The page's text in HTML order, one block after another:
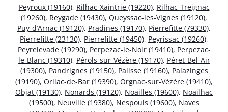
Peyroux (19160), Rilhac-Xaintrie (19220), Rilhac-Treignac
(19260), Reygade (19430), Queyssac-les-Vignes (19120),
Puy-d’Arnac (19120), Pradines (19170), Pierrefitte (79330),
Pierrefitte (23130), Pierrefitte (19450), Peyrissac (19260),
Peyrelevade (19290), Perpezac-le-Noir (19410), Perpezac-
le-Blanc (19310), Pérols-sur-Vézère (19170), Péret-Bel-Air
(19300), Pandrignes (19150), Palisse (19160), Palazinges
(19190), Orliac-de-Bar (19390), Orgnac-sur-Vézère (19410),
Objat (19130), Nonards (19120), Noailles (19600), Noailhac
(19500), Neuville (19380), Nespouls (19600), Naves